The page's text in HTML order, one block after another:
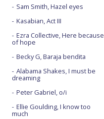
Sam Smith, Hazel eyes
Kasabian, Act III
Ezra Collective, Here because
of hope
Becky G, Baraja bendita
Alabama Shakes, I must be
dreaming
Peter Gabriel, o/i
Ellie Goulding, I know too
much